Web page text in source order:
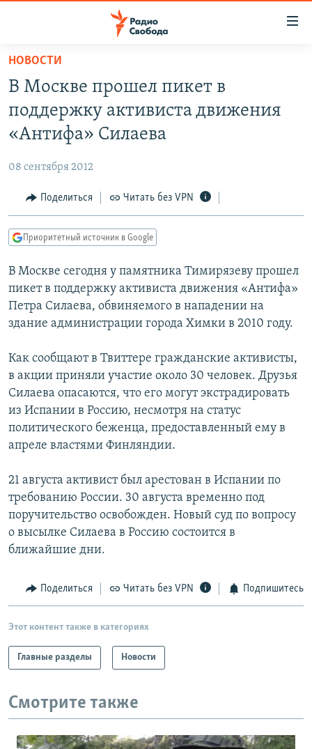
упрощенного
доступа
основному
Вернутся
Вернутся
поиску
АВТОРСКИЕ ПРОЕКТЫ
МНЕНИЯ
КУЛЬТУРА
КАВКАЗ.РЕАЛИИ
СЕВЕР.РЕАЛИИ
СИБИРЬ.РЕАЛИИ
РАСПИСАНИЕ ВЕЩАНИЯ
ПОДПИШИТЕСЬ НА РАССЫЛКУ
СОЦИАЛЬНЫЕ СЕТИ
Все сайты РСЕ/РС
НОВОСТИ
В Москве прошел пикет в
поддержку активиста движения
«Антифа» Силаева
08 сентября 2012
Поделиться Читать без VPN
Приоритетный источник в Google
В Москве сегодня у памятника Тимирязеву прошел
пикет в поддержку активиста движения «Антифа»
Петра Силаева, обвиняемого в нападении на
здание администрации города Химки в 2010 году.
Как сообщают в Твиттере гражданские активисты,
в акции приняли участие около 30 человек. Друзья
Силаева опасаются, что его могут экстрадировать
из Испании в Россию, несмотря на статус
политического беженца, предоставленный ему в
апреле властями Финляндии.
21 августа активист был арестован в Испании по
требованию России. 30 августа временно под
поручительство освобожден. Новый суд по вопросу
о высылке Силаева в Россию состоится в
ближайшие дни.
Поделиться Читать без VPN Подпишитесь
Этот контент также в категориях
Главные разделы Новости
Смотрите также